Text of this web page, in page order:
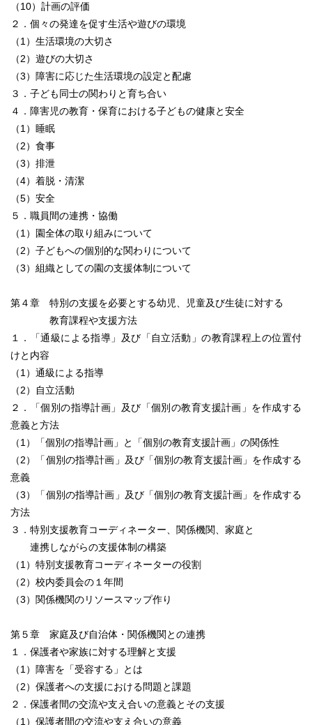
（10）計画の評価
２．個々の発達を促す生活や遊びの環境
（1）生活環境の大切さ
（2）遊びの大切さ
（3）障害に応じた生活環境の設定と配慮
３．子ども同士の関わりと育ち合い
４．障害児の教育・保育における子どもの健康と安全
（1）睡眠
（2）食事
（3）排泄
（4）着脱・清潔
（5）安全
５．職員間の連携・協働
（1）園全体の取り組みについて
（2）子どもへの個別的な関わりについて
（3）組織としての園の支援体制について
第４章 特別の支援を必要とする幼児、児童及び生徒に対する
教育課程や支援方法
１．「通級による指導」及び「自立活動」の教育課程上の位置付
けと内容
（1）通級による指導
（2）自立活動
２．「個別の指導計画」及び「個別の教育支援計画」を作成する
意義と方法
（1）「個別の指導計画」と「個別の教育支援計画」の関係性
（2）「個別の指導計画」及び「個別の教育支援計画」を作成する
意義
（3）「個別の指導計画」及び「個別の教育支援計画」を作成する
方法
３．特別支援教育コーディネーター、関係機関、家庭と
連携しながらの支援体制の構築
（1）特別支援教育コーディネーターの役割
（2）校内委員会の１年間
（3）関係機関のリソースマップ作り
第５章 家庭及び自治体・関係機関との連携
１．保護者や家族に対する理解と支援
（1）障害を「受容する」とは
（2）保護者への支援における問題と課題
２．保護者間の交流や支え合いの意義とその支援
（1）保護者間の交流や支え合いの意義